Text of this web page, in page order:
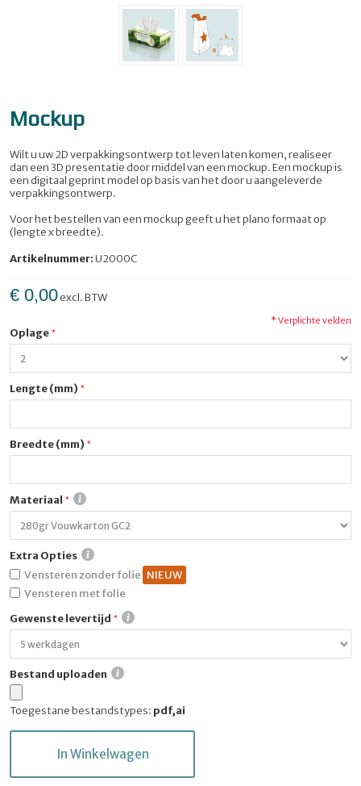
Mockup
Wilt u uw 2D verpakkingsontwerp tot leven laten komen, realiseer
dan een 3D presentatie door middel van een mockup. Een mockup is
een digitaal geprint model op basis van het door u aangeleverde
verpakkingsontwerp.
Voor het bestellen van een mockup geeft u het plano formaat op
(lengte x breedte).
Artikelnummer:U2000C
€ 0,00excl. BTW
Oplage
Lengte (mm)
Breedte (mm)
Materiaal
Extra Opties
Vensteren zonder folie
Vensteren met folie
Gewenste levertijd
Bestand uploaden
Toegestane bestandstypes: pdf,ai
* Verplichte velden
In Winkelwagen